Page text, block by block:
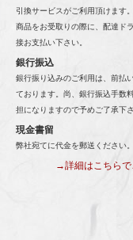
引換サービスがご利用頂けます
商品をお受取りの際に、配達ド
接お支払い下さい。
銀行振込
銀行振り込みのご利用は、前払
ております。尚、銀行振込手数
担になりますので予めご了承下
現金書留
弊社宛てに代金を郵送ください
→詳細はこちら